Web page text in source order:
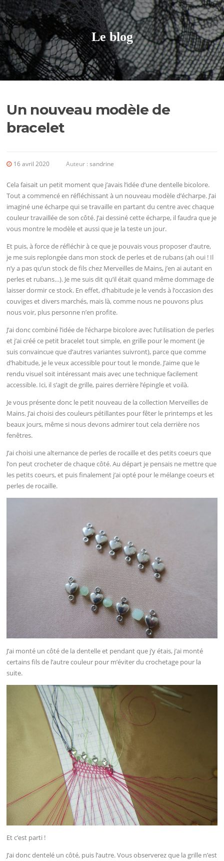
Aller
au
contenu
Le blog
Un nouveau modèle de
bracelet
16 avril 2020 Auteur :sandrine
Cela faisait un petit moment que j’avais l’idée d’une dentelle bicolore.
Tout a commencé en réfléchissant à un nouveau modèle d’écharpe. J’ai
imaginé une écharpe qui se travaille en partant du centre avec chaque
couleur travaillée de son côté. J’ai dessiné cette écharpe, il faudra que je
vous montre le modèle et aussi que je la teste un jour.
Et puis, à force de réfléchir à ce que je pouvais vous proposer d’autre,
je me suis replongée dans mon stock de perles et de rubans (ah oui ! Il
n’y a pas qu’un stock de fils chez Merveilles de Mains, j’en ai autant en
perles et rubans…). Je me suis dit qu’il était quand même dommage de
laisser dormir ce stock. En effet, d’habitude je le vends à l’occasion des
couviges et divers marchés, mais là, comme nous ne pouvons plus
nous voir, plus personne n’en profite.
J’ai donc combiné l’idée de l’écharpe bicolore avec l’utilisation de perles
et j’ai créé ce petit bracelet tout simple, en grille pour le moment (je
suis convaincue que d’autres variantes suivront), parce que comme
d’habitude, je le veux accessible pour tout le monde. J’aime que le
rendu visuel soit intéressant mais avec une technique facilement
accessible. Ici, il s’agit de grille, paires derrière l’épingle et voilà.
Je vous présente donc le petit nouveau de la collection Merveilles de
Mains. J’ai choisi des couleurs pétillantes pour fêter le printemps et les
beaux jours, même si nous devons admirer tout cela derrière nos
fenêtres.
J’ai choisi une alternance de perles de rocaille et des petits coeurs que
l’on peut crocheter de chaque côté. Au départ je pensais ne mettre que
les petits coeurs, et puis finalement j’ai opté pour le mélange coeurs et
perles de rocaille.
J’ai monté un côté de la dentelle et pendant que j’y étais, j’ai monté
certains fils de l’autre couleur pour m’éviter du crochetage pour la
suite.
Et c’est parti !
J’ai donc dentelé un côté, puis l’autre. Vous observerez que la grille n’est